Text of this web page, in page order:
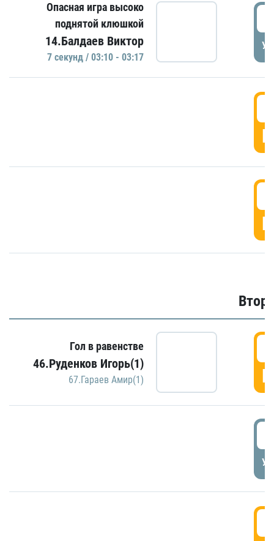
Опасная игра высоко
поднятой клюшкой
14.Балдаев Виктор
7 секунд / 03:10 - 03:17
Гол в равенстве
46.Руденков Игорь(1)
67.Гараев Амир(1)